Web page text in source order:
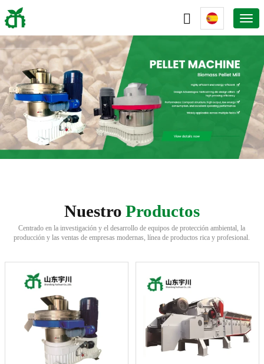
Nuestro Productos
Centrado en la investigación y el desarrollo de equipos de protección ambiental, la
producción y las ventas de empresas modernas, línea de productos rica y profesional.